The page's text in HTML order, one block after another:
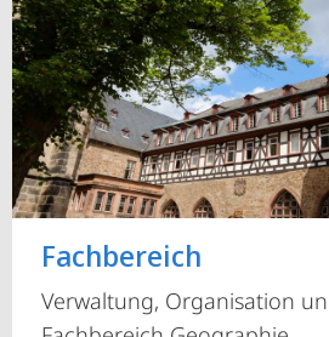
Fachbereich
Verwaltung, Organisation